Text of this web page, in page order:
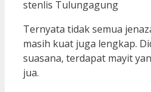
Ternyata tidak semua
masih kuat juga lengkap.
suasana, terdapat mayit
jua.